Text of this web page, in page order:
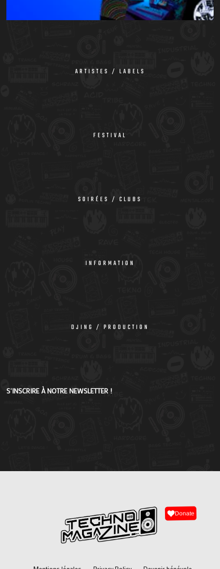
ARTISTES / LABELS
FESTIVAL
SOIRÉES / CLUBS
INFORMATION
DJING / PRODUCTION
S'INSCRIRE À NOTRE NEWSLETTER !
Donate